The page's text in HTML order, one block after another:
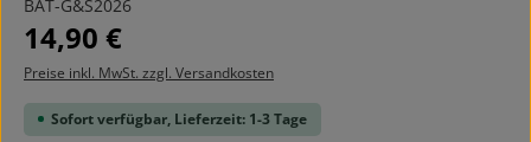
BAT-G&S2026
Regulärer Preis:
14,90 €
Preise inkl. MwSt. zzgl. Versandkosten
Sofort verfügbar, Lieferzeit: 1-3 Tage